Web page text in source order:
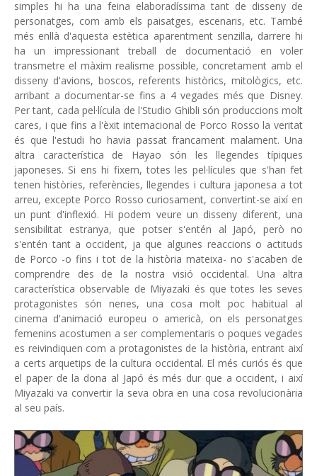
simples hi ha una feina elaboradíssima tant de disseny de
personatges, com amb els paisatges, escenaris, etc. També
més enllà d'aquesta estètica aparentment senzilla, darrere hi
ha un impressionant treball de documentació en voler
transmetre el màxim realisme possible, concretament amb el
disseny d'avions, boscos, referents històrics, mitològics, etc.
arribant a documentar-se fins a 4 vegades més que Disney.
Per tant, cada pel·lícula de l'Studio Ghibli són produccions molt
cares, i que fins a l'èxit internacional de Porco Rosso la veritat
és que l'estudi ho havia passat francament malament. Una
altra característica de Hayao són les llegendes típiques
japoneses. Si ens hi fixem, totes les pel·lícules que s'han fet
tenen històries, referències, llegendes i cultura japonesa a tot
arreu, excepte Porco Rosso curiosament, convertint-se així en
un punt d'inflexió. Hi podem veure un disseny diferent, una
sensibilitat estranya, que potser s'entén al Japó, però no
s'entén tant a occident, ja que algunes reaccions o actituds
de Porco -o fins i tot de la història mateixa- no s'acaben de
comprendre des de la nostra visió occidental. Una altra
característica observable de Miyazaki és que totes les seves
protagonistes són nenes, una cosa molt poc habitual al
cinema d'animació europeu o americà, on els personatges
femenins acostumen a ser complementaris o poques vegades
es reivindiquen com a protagonistes de la història, entrant així
a certs arquetips de la cultura occidental. El més curiós és que
el paper de la dona al Japó és més dur que a occident, i així
Miyazaki va convertir la seva obra en una cosa revolucionària
al seu país.